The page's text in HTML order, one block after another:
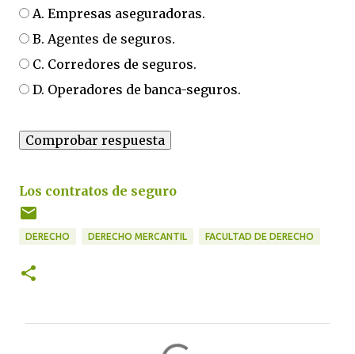
A. Empresas aseguradoras.
B. Agentes de seguros.
C. Corredores de seguros.
D. Operadores de banca-seguros.
Los contratos de seguro
DERECHO DERECHO MERCANTIL FACULTAD DE DERECHO